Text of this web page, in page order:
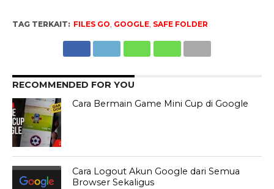
TAG TERKAIT: FILES GO, GOOGLE, SAFE FOLDER
RECOMMENDED FOR YOU
Cara Bermain Game Mini Cup di Google
Cara Logout Akun Google dari Semua
Browser Sekaligus